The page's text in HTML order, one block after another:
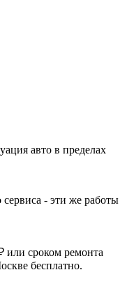
авто в пределах
- эти же работы
сроком ремонта
бесплатно.